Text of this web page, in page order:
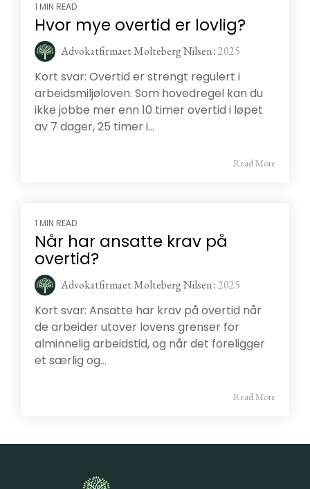
1 MIN READ
Hvor mye overtid er lovlig?
Advokatfirmaet Molteberg Nilsen:2025
Kort svar: Overtid er strengt regulert i
arbeidsmiljøloven. Som hovedregel kan du
ikke jobbe mer enn 10 timer overtid i løpet
av 7 dager, 25 timer i...
Read More
1 MIN READ
Når har ansatte krav på
overtid?
Advokatfirmaet Molteberg Nilsen:2025
Kort svar: Ansatte har krav på overtid når
de arbeider utover lovens grenser for
alminnelig arbeidstid, og når det foreligger
et særlig og...
Read More